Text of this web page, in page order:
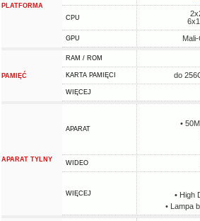
PLATFORMA
CPU
GPU
PAMIĘĆ
RAM / ROM
KARTA PAMIĘCI do
WIĘCEJ
APARAT TYLNY
APARAT
•
WIDEO
WIĘCEJ
• High
• Lampa